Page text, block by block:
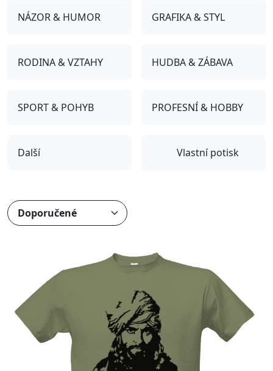
NÁZOR & HUMOR GRAFIKA & STYL
RODINA & VZTAHY HUDBA & ZÁBAVA
SPORT & POHYB PROFESNÍ & HOBBY
Další Vlastní potisk
Přizpůsobitelný motiv